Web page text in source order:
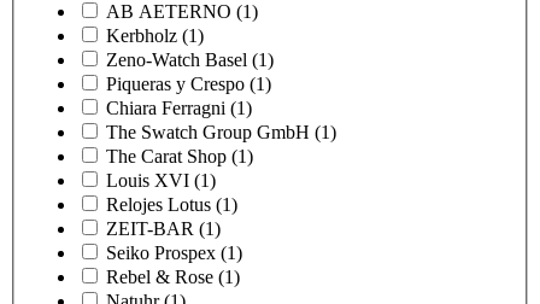
AB AETERNO (1)
Kerbholz (1)
Zeno-Watch Basel (1)
Piqueras y Crespo (1)
Chiara Ferragni (1)
The Swatch Group GmbH (1)
The Carat Shop (1)
Louis XVI (1)
Relojes Lotus (1)
ZEIT-BAR (1)
Seiko Prospex (1)
Rebel & Rose (1)